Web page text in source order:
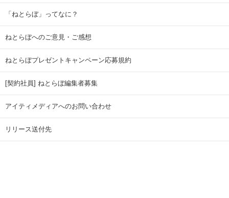
「ねとらぼ」ってなに？
ねとらぼへのご意見・ご感想
ねとらぼプレゼントキャンペーン応募規約
[契約社員] ねとらぼ編集者募集
アイティメディアへのお問い合わせ
リリース送付先